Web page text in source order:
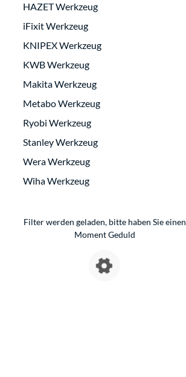
HAZET Werkzeug
iFixit Werkzeug
KNIPEX Werkzeug
KWB Werkzeug
Makita Werkzeug
Metabo Werkzeug
Ryobi Werkzeug
Stanley Werkzeug
Wera Werkzeug
Wiha Werkzeug
Filter werden geladen, bitte haben Sie einen
Moment Geduld